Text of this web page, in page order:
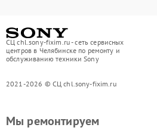
СЦ chl.sony-fixim.ru - сеть сервисных
центров в Челябинске по ремонту и
обслуживанию техники Sony
2021-2026 © СЦ chl.sony-fixim.ru
Мы ремонтируем